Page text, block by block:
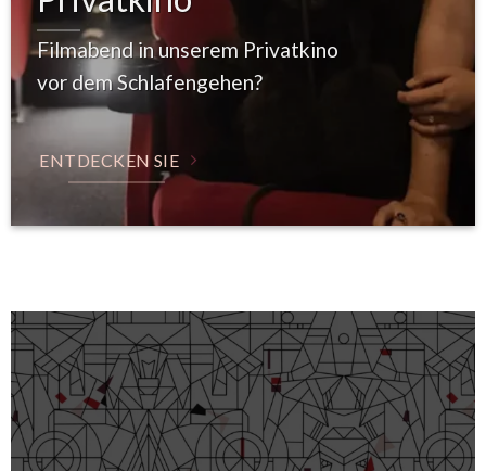
Filmabend in unserem Privatkino
vor dem Schlafengehen?
ENTDECKEN SIE